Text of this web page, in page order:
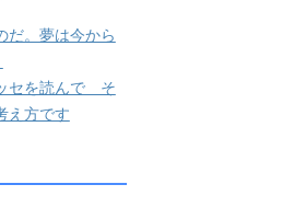
だ。夢は今から
セを読んで そ
え方です